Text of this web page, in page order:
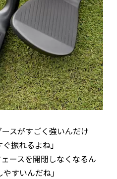
ースがすごく強いんだけ
振れるよね」
ェースを開閉しなくなるん
すいんだね」